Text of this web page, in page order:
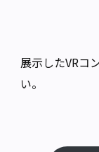
展示したVRコ
い。